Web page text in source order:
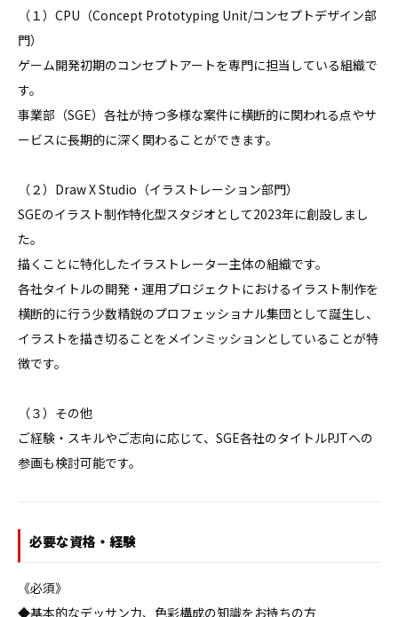
（１）CPU（Concept Prototyping Unit/コンセプトデザイン部
門）
ゲーム開発初期のコンセプトアートを専門に担当している組織で
す。
事業部（SGE）各社が持つ多様な案件に横断的に関われる点やサ
ービスに長期的に深く関わることができます。
（２）Draw X Studio（イラストレーション部門）
SGEのイラスト制作特化型スタジオとして2023年に創設しまし
た。
描くことに特化したイラストレーター主体の組織です。
各社タイトルの開発・運用プロジェクトにおけるイラスト制作を
横断的に行う少数精鋭のプロフェッショナル集団として誕生し、
イラストを描き切ることをメインミッションとしていることが特
徴です。
（３）その他
ご経験・スキルやご志向に応じて、SGE各社のタイトルPJTへの
参画も検討可能です。
必要な資格・経験
《必須》
◆基本的なデッサン力、色彩構成の知識をお持ちの方